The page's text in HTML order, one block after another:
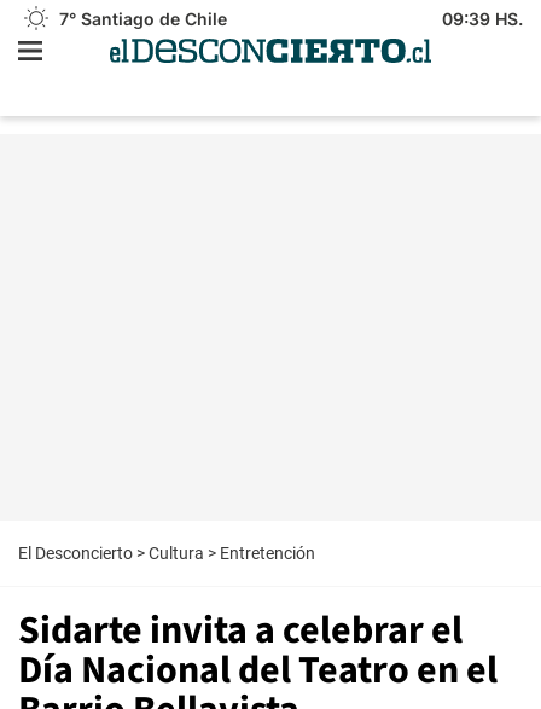
7° Santiago de Chile 09:39 HS.
El Desconcierto >Cultura > Entretención
Sidarte invita a celebrar el
Día Nacional del Teatro en el